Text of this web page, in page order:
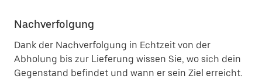
Nachverfolgung
Dank der Nachverfolgung in Echtzeit von der
Abholung bis zur Lieferung wissen Sie, wo sich dein
Gegenstand befindet und wann er sein Ziel erreicht.